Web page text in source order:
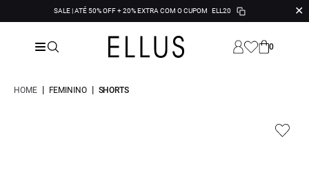
SALE | ATÉ 50% OFF + 20% EXTRA COM O CUPOM ELL20 ✕
0
HOME | FEMININO | SHORTS